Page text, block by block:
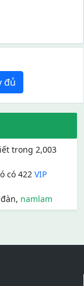
đủ
trong 2,003
có 422 VIP
namlam